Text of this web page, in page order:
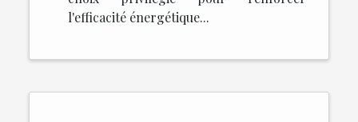
l'efficacité énergétique...